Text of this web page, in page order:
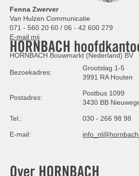
Fenna Zwerver
Van Hulzen Communicatie
071 - 560 20 60 / 06 - 42 600 279
E-mail mij
HORNBACH
HORNBACH Bouwmarkt (Nederland) BV
Bezoekadres:
Grootslag 1-5
3991 RA Houten
Postadres:
Postbus 1099
3430 BB
Tel.: 030 - 266 98 98
E-mail:
Over HORNBACH